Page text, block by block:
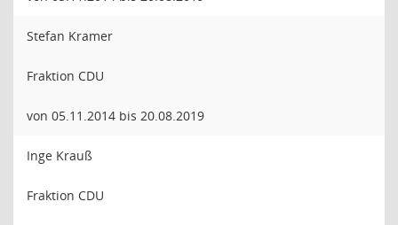
Stefan Kramer
Fraktion CDU
von 05.11.2014 bis 20.08.2019
Inge Krauß
Fraktion CDU